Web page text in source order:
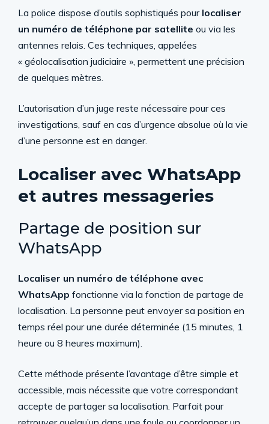
La police dispose d’outils sophistiqués pour localiser
un numéro de téléphone par satellite ou via les
antennes relais. Ces techniques, appelées
« géolocalisation judiciaire », permettent une précision
de quelques mètres.
L’autorisation d’un juge reste nécessaire pour ces
investigations, sauf en cas d’urgence absolue où la vie
d’une personne est en danger.
Localiser avec WhatsApp
et autres messageries
Partage de position sur
WhatsApp
Localiser un numéro de téléphone avec
WhatsApp fonctionne via la fonction de partage de
localisation. La personne peut envoyer sa position en
temps réel pour une durée déterminée (15 minutes, 1
heure ou 8 heures maximum).
Cette méthode présente l’avantage d’être simple et
accessible, mais nécessite que votre correspondant
accepte de partager sa localisation. Parfait pour